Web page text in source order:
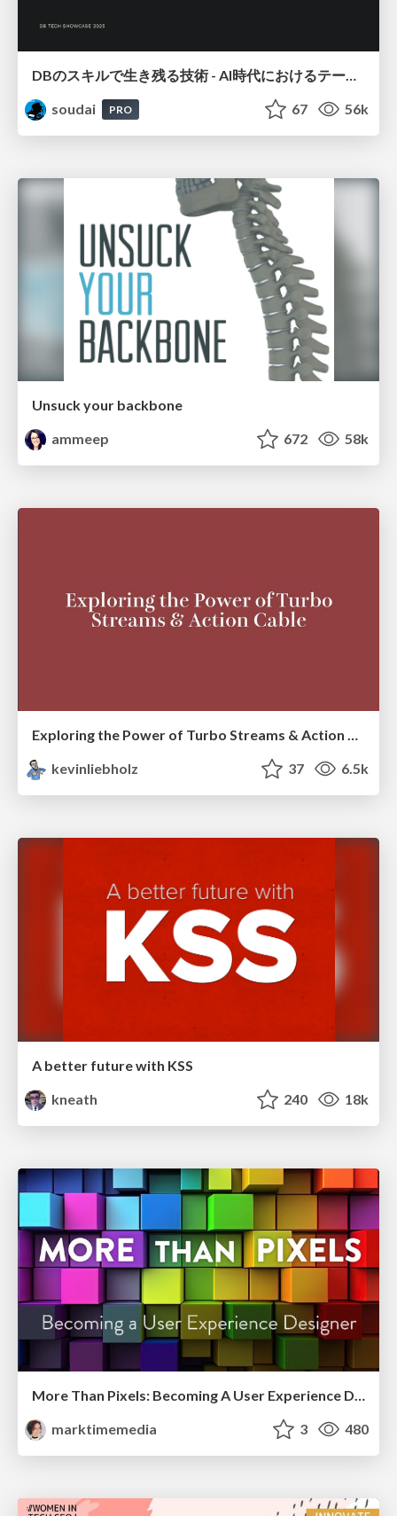
soudai
PRO 67 56k
Unsuck your backbone
ammeep
672 58k
Exploring the Power of Turbo Streams & Action Cable | RailsConf2023
kevinliebholz
37 6.5k
A better future with KSS
kneath
240 18k
More Than Pixels: Becoming A User Experience Designer
marktimemedia
3 480